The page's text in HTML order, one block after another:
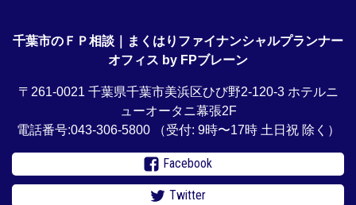
千葉市のＦＰ相談｜まくはりファイナンシャルプランナー
オフィス by FPブレーン
〒261-0021 千葉県千葉市美浜区ひび野2-120-3 ホテルニ
ューオータニ幕張2F
電話番号:043-306-5800
（受付: 9時〜17時 土日祝 除く）
Facebook
Twitter